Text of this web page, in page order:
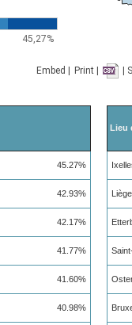
45.27%
42.93%
42.17%
41.77%
41.60%
40.98%
Lieu
Liège